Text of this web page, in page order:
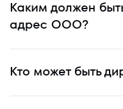
Каким должен
адрес ООО?
Кто может быть